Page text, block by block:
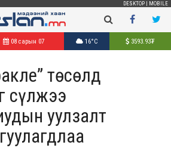
DESKTOP MOBILE
08 сарын 07 16°C 3593.93₮
төсөлд
сүлжээ
уулзалт